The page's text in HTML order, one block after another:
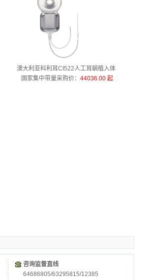
澳大利亚科利耳CI522人工耳蜗植入体
国家集中带量采购价： 44036.00 起
咨询监督直线
64686805/63295815/12385